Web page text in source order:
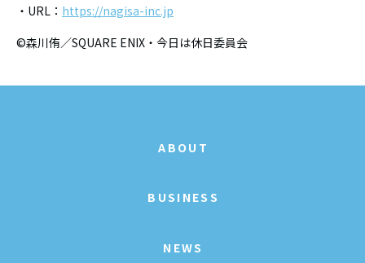
・URL： https://nagisa-inc.jp
©森川侑／SQUARE ENIX・今日は休日委員会
ABOUT
BUSINESS
NEWS